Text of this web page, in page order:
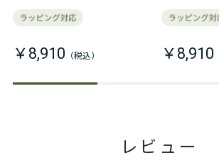
￥8,910 ￥8,910
レビュー